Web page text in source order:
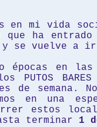
en mi vida
que ha
y se vuelve a
épocas en
de semana.
en una
estos
terminar 1